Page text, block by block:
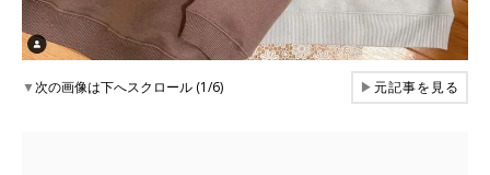
▼次の画像は下へスクロール (1/6) ▶元記事を見る